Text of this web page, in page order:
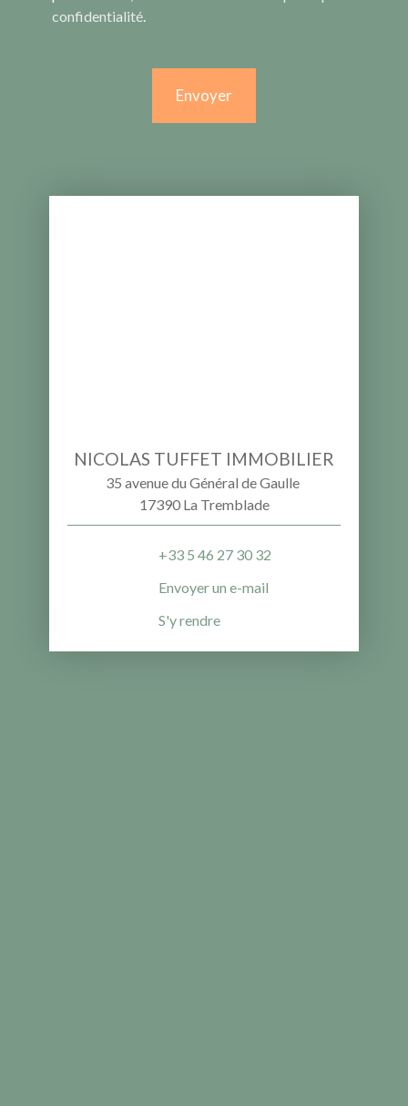
confidentialité
Envoyer
NICOLAS TUFFET IMMOBILIER
35 avenue du Général de Gaulle
17390 La Tremblade
+33 5 46 27 30 32
Envoyer un e-mail
S'y rendre